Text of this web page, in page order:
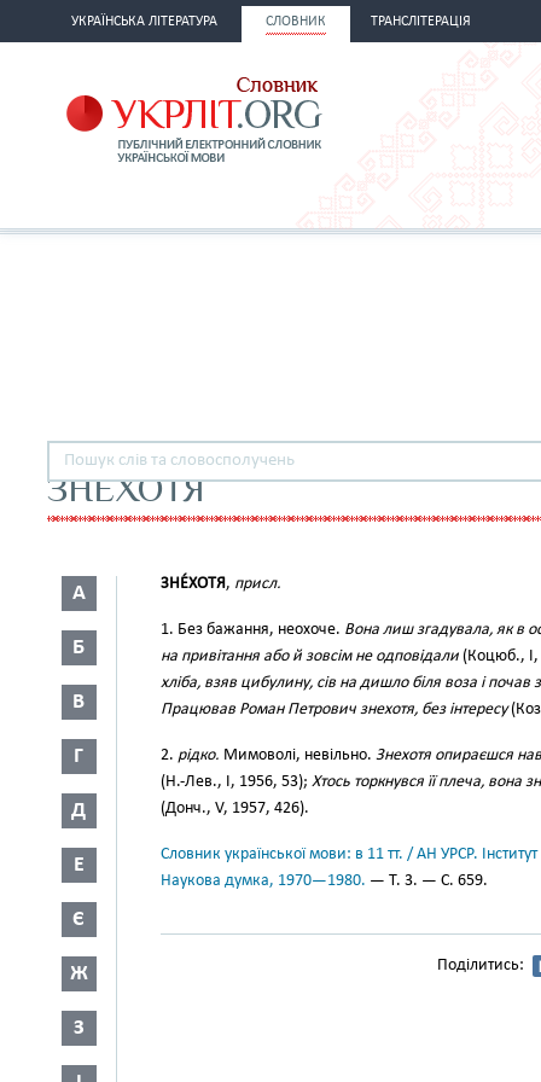
УКРАЇНСЬКА ЛІТЕРАТУРА СЛОВНИК ТРАНСЛІТЕРАЦІЯ
ЗНЕХОТЯ
А
Б
В
Г
Д
Е
Є
Ж
З
ЗНЕ́ХОТЯ, присл.
1. Без бажання, неохоче. Вона лиш згадувала, як в
на привітання або й зовсім не одповідали (Коцюб.,
хліба, взяв цибулину, сів на дишло біля воза і почав
Працював Роман Петрович знехотя, без інтересу
2. рідко. Мимоволі, невільно. Знехотя опираєшся
(Н.-Лев., І, 1956, 53); Хтось торкнувся її плеча,
(Донч., V, 1957, 426).
Словник української мови: в 11 тт. / АН УРСР.
Наукова думка, 1970—1980. — Т. 3. — С. 659.
Поділитись: